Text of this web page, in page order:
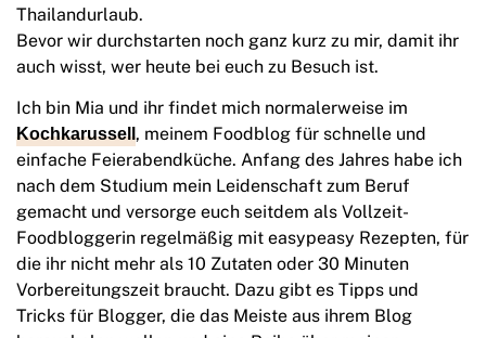
Thailandurlaub.
Bevor wir durchstarten noch ganz kurz zu mir, damit ihr
auch wisst, wer heute bei euch zu Besuch ist.
Ich bin Mia und ihr findet mich normalerweise im
Kochkarussell, meinem Foodblog für schnelle und
einfache Feierabendküche. Anfang des Jahres habe ich
nach dem Studium mein Leidenschaft zum Beruf
gemacht und versorge euch seitdem als Vollzeit-
Foodbloggerin regelmäßig mit easypeasy Rezepten, für
die ihr nicht mehr als 10 Zutaten oder 30 Minuten
Vorbereitungszeit braucht. Dazu gibt es Tipps und
Tricks für Blogger, die das Meiste aus ihrem Blog